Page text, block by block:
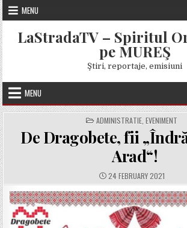
Skip
to
content
MENU
LaStradaTV – Spiritul
pe MUREŞ
Ştiri, reportaje, emisiuni
MENU
POSTED
IN
ADMINISTRATIE EVENIMENT
De Dragobete, fii
Arad“!
PUBLISHED
DATE:
24 FEBRUARY 2021